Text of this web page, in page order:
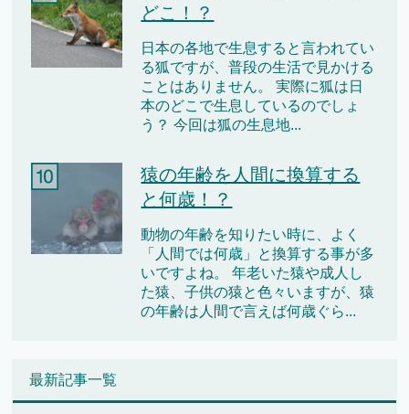
どこ！？
日本の各地で生息すると言われてい
る狐ですが、普段の生活で見かける
ことはありません。 実際に狐は日
本のどこで生息しているのでしょ
う？ 今回は狐の生息地...
猿の年齢を人間に換算する
と何歳！？
動物の年齢を知りたい時に、よく
「人間では何歳」と換算する事が多
いですよね。 年老いた猿や成人し
た猿、子供の猿と色々いますが、猿
の年齢は人間で言えば何歳ぐら...
最新記事一覧